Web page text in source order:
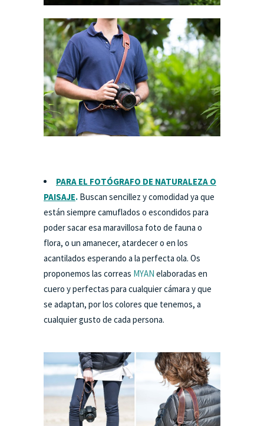
PARA EL FOTÓGRAFO DE NATURALEZA O
PAISAJE. Buscan sencillez y comodidad ya que
están siempre camuflados o escondidos para
poder sacar esa maravillosa foto de fauna o
flora, o un amanecer, atardecer o en los
acantilados esperando a la perfecta ola. Os
proponemos las correas MYAN elaboradas en
cuero y perfectas para cualquier cámara y que
se adaptan, por los colores que tenemos, a
cualquier gusto de cada persona.